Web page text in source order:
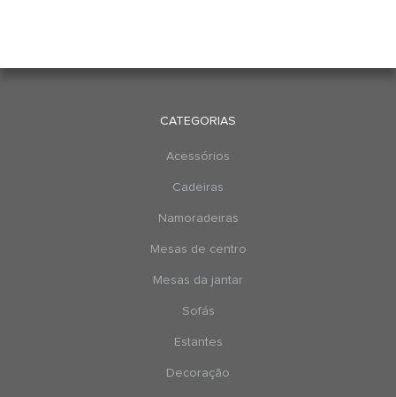
CATEGORIAS
Acessórios
Cadeiras
Namoradeiras
Mesas de centro
Mesas da jantar
Sofás
Estantes
Decoração